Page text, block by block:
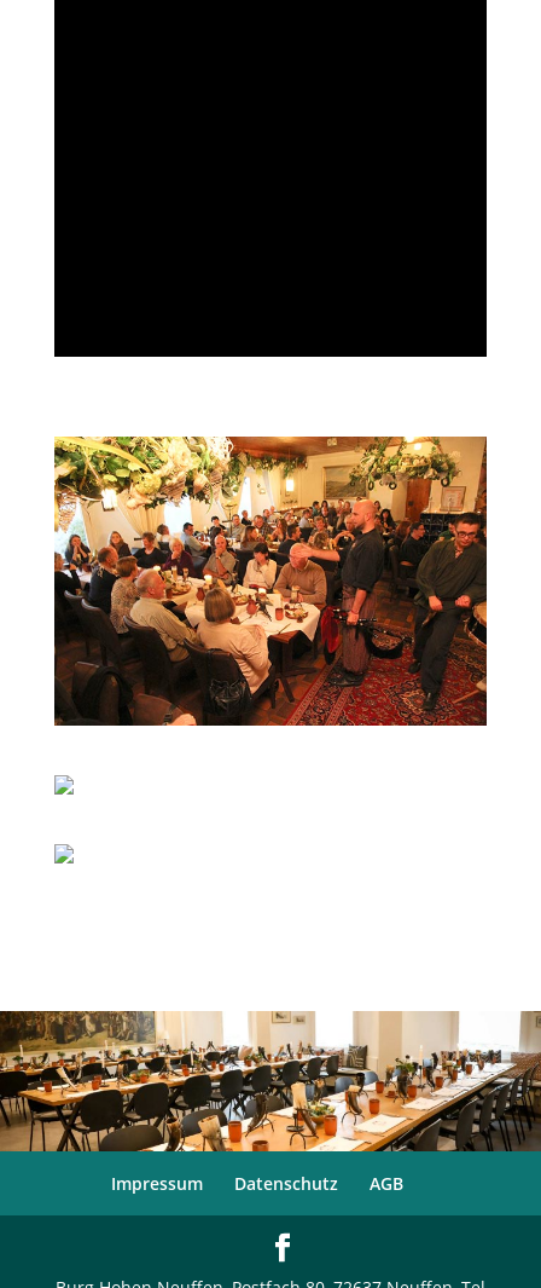
Impressum Datenschutz AGB